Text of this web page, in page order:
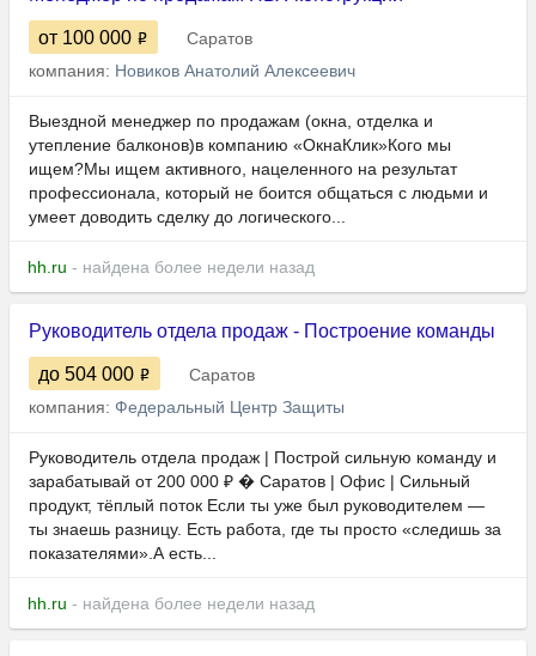
от 100 000
Саратов
компания: Новиков Анатолий Алексеевич
Выездной менеджер по продажам (окна, отделка и
утепление балконов)в компанию «ОкнаКлик»Кого мы
ищем?Мы ищем активного, нацеленного на результат
профессионала, который не боится общаться с людьми и
умеет доводить сделку до логического...
hh.ru - найдена более недели назад
Руководитель отдела продаж - Построение команды
до 504 000
Саратов
компания: Федеральный Центр Защиты
Руководитель отдела продаж | Построй сильную команду и
зарабатывай от 200 000 ₽ � Саратов | Офис | Сильный
продукт, тёплый поток Если ты уже был руководителем —
ты знаешь разницу. Есть работа, где ты просто «следишь за
показателями».А есть...
hh.ru - найдена более недели назад